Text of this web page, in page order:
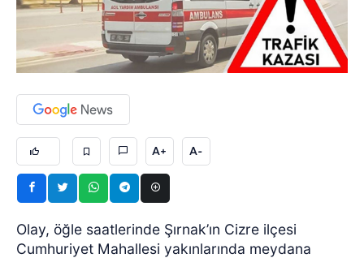
A+ A-
Olay, öğle saatlerinde Şırnak’ın Cizre ilçesi
Cumhuriyet Mahallesi yakınlarında meydana